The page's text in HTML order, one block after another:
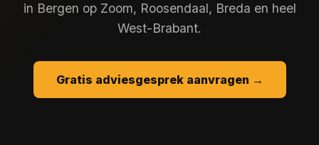
in Bergen op Zoom, Roosendaal, Breda en heel
West-Brabant.
Gratis adviesgesprek aanvragen →